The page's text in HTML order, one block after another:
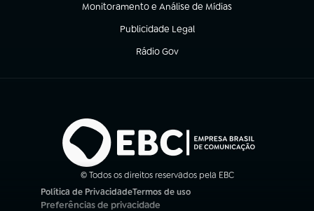
Monitoramento e Análise de Mídias
(abre em nova aba)
Publicidade Legal
(abre em nova aba)
Rádio Gov
(abre em nova aba)
© Todos os direitos reservados pela EBC
Política de Privacidade
(abre em nova aba)
Termos de uso
(abre em nova aba)
Preferências de privacidade